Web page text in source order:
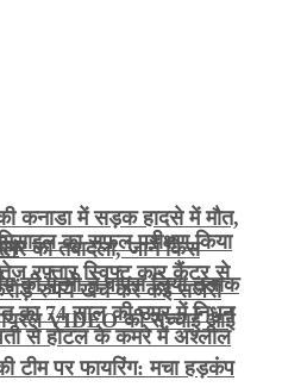
रुपये खर्च कर कई सर्जरी
VIDEO की सच्चाई आई
कनाडा में सड़क हादसे में माैत,
रफ़्तार स्विफ्ट कार कैंटर से
का तबादला, जानें किस
की पत्नी ने वापस लिया तलाक
का सफल परीक्षण किया
से होटल के कमरे में अश्लील
का 74 साल की उम्र में निधन
टीम पर फायरिंग: मचा हड़कंप